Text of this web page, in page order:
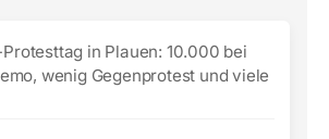
in Plauen: 10.000 bei
wenig Gegenprotest und viele